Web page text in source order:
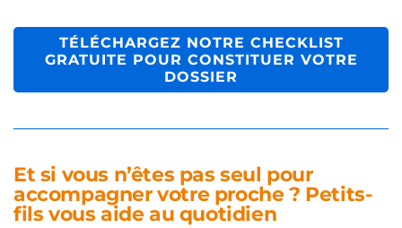
TÉLÉCHARGEZ NOTRE CHECKLIST
GRATUITE POUR CONSTITUER VOTRE
DOSSIER
Et si vous n’êtes pas seul pour
accompagner votre proche ? Petits-
fils vous aide au quotidien